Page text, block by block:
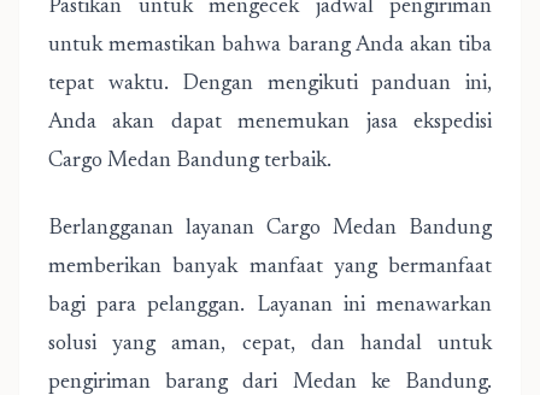
Pastikan untuk mengecek jadwal pengiriman
untuk memastikan bahwa barang Anda akan tiba
tepat waktu. Dengan mengikuti panduan ini,
Anda akan dapat menemukan jasa ekspedisi
Cargo Medan Bandung terbaik.
Berlangganan layanan Cargo Medan Bandung
memberikan banyak manfaat yang bermanfaat
bagi para pelanggan. Layanan ini menawarkan
solusi yang aman, cepat, dan handal untuk
pengiriman barang dari Medan ke Bandung.